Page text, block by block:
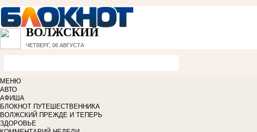
ВОЛЖСКИЙ
ЧЕТВЕРГ, 06 АВГУСТА
МЕНЮ
АВТО
АФИША
БЛОКНОТ ПУТЕШЕСТВЕННИКА
ВОЛЖСКИЙ ПРЕЖДЕ И ТЕПЕРЬ
ЗДОРОВЬЕ